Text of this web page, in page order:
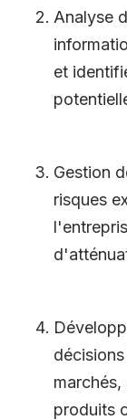
Analyse
et
Gestion
risques
l'
d'
produits